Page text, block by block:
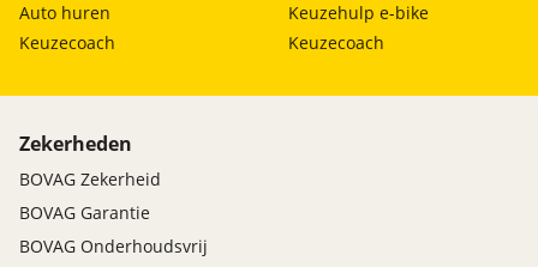
Auto huren
Keuzecoach
Keuzehulp e-bike
Keuzecoach
Zekerheden
BOVAG Zekerheid
BOVAG Garantie
BOVAG Onderhoudsvrij